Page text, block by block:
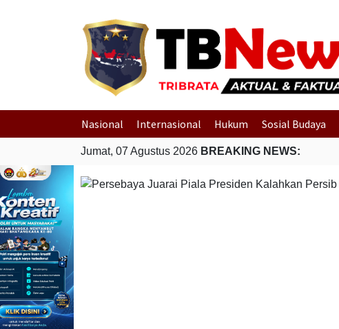
Nasional Internasional Hukum Sosial Budaya
Jumat, 07 Agustus 2026 BREAKING NEWS: